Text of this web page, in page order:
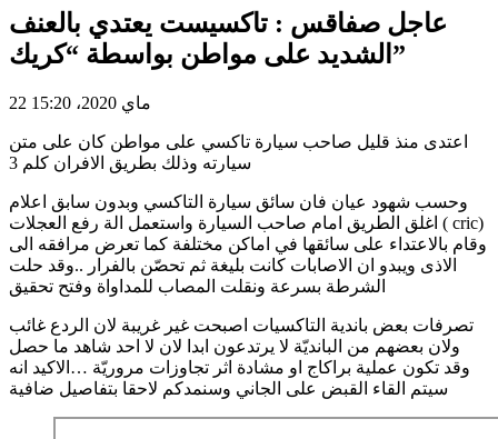
عاجل صفاقس : تاكسيست يعتدي بالعنف
الشديد على مواطن بواسطة “كريك”
22 ماي 2020، 15:20
اعتدى منذ قليل صاحب سيارة تاكسي على مواطن كان على متن
سيارته وذلك بطريق الافران كلم 3
وحسب شهود عيان فان سائق سيارة التاكسي وبدون سابق اعلام
اغلق الطريق امام صاحب السيارة واستعمل الة رفع العجلات ( cric)
وقام بالاعتداء على سائقها في اماكن مختلفة كما تعرض مرافقه الى
الاذى ويبدو ان الاصابات كانت بليغة ثم تحصّن بالفرار ..وقد حلت
الشرطة بسرعة ونقلت المصاب للمداواة وفتح تحقيق
تصرفات بعض باندية التاكسيات اصبحت غير غريبة لان الردع غائب
ولان بعضهم من البانديّة لا يرتدعون ابدا لان لا احد شاهد ما حصل
وقد تكون عملية براكاج او مشادة اثر تجاوزات مروريّة …الاكيد انه
سيتم القاء القبض على الجاني وسنمدكم لاحقا بتفاصيل ضافية